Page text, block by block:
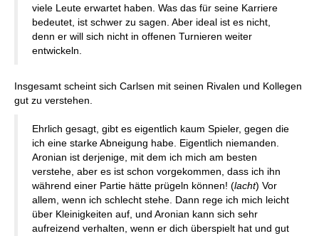
viele Leute erwartet haben. Was das für seine Karriere
bedeutet, ist schwer zu sagen. Aber ideal ist es nicht,
denn er will sich nicht in offenen Turnieren weiter
entwickeln.
Insgesamt scheint sich Carlsen mit seinen Rivalen und Kollegen
gut zu verstehen.
Ehrlich gesagt, gibt es eigentlich kaum Spieler, gegen die
ich eine starke Abneigung habe. Eigentlich niemanden.
Aronian ist derjenige, mit dem ich mich am besten
verstehe, aber es ist schon vorgekommen, dass ich ihn
während einer Partie hätte prügeln können! (lacht) Vor
allem, wenn ich schlecht stehe. Dann rege ich mich leicht
über Kleinigkeiten auf, und Aronian kann sich sehr
aufreizend verhalten, wenn er dich überspielt hat und gut